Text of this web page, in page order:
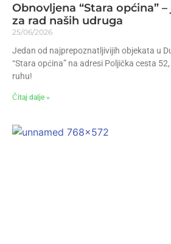
Obnovljena “Stara općina”
za rad naših udruga
25/06/2026
Jedan od najprepoznatljivijih objekata u
“Stara općina” na adresi Poljička cesta
ruhu!
Čitaj dalje »